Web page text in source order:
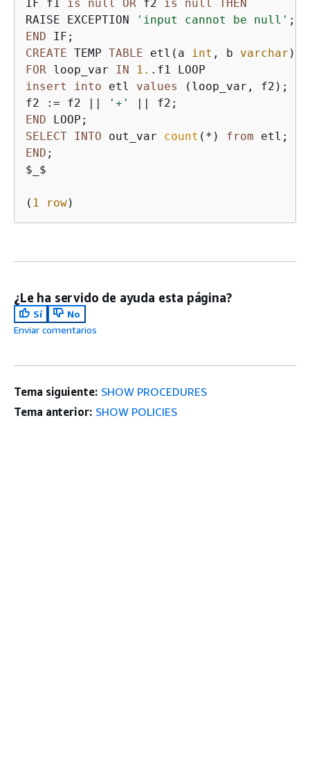
IF f1 is null OR f2 is null
THEN
RAISE EXCEPTION
'input cannot be null'
END
CREATE TEMP TABLE etl(a int , b varchar
FOR loop_var IN 1.
insert
into etl values
(loop_var, f2);
f2 : = f2 || '+' ||
END
SELECT INTO out_var count ( * ) from
END ;
$_$
( 1 row
¿Le ha servido de ayuda esta página?
Sí
No
Enviar comentarios
Tema siguiente: SHOW PROCEDURES
Tema anterior: SHOW POLICIES